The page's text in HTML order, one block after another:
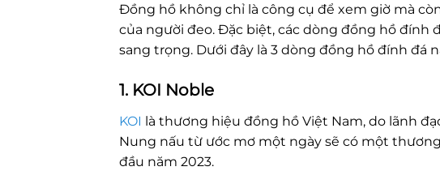
Đồng hồ không chỉ là công cụ để xem giờ mà
của người đeo. Đặc biệt, các dòng đồng hồ đính
sang trọng. Dưới đây là 3 dòng đồng hồ đính đá
1. KOI Noble
KOI là thương hiệu đồng hồ Việt Nam, do lãnh
Nung nấu từ ước mơ một ngày sẽ có một
đầu năm 2023.